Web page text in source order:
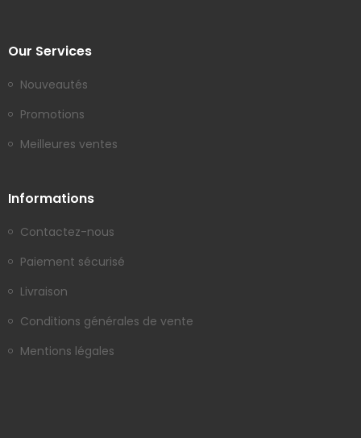
Our Services
Nouveautés
Promotions
Meilleures ventes
Informations
Contactez-nous
Paiement sécurisé
Livraison
Conditions générales de vente
Mentions légales